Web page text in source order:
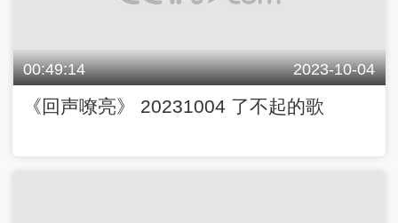
00:49:14 2023-10-04
《回声嘹亮》 20231004 了不起的歌